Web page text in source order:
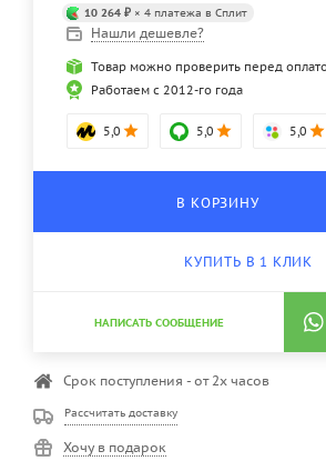
10 264 ₽ × 4 платежа в Сплит
Нашли дешевле?
Товар можно проверить перед
Работаем с 2012-го года
5,0 5,0 5,0
В КОРЗИНУ
КУПИТЬ В 1 КЛИК
НАПИСАТЬ СООБЩЕНИЕ
Срок поступления - от 2х часов
Рассчитать доставку
Хочу в подарок